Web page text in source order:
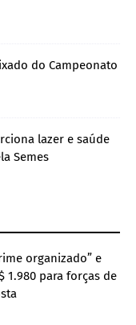
do Campeonato
lazer e saúde
Semes
organizado” e
1.980 para forças de